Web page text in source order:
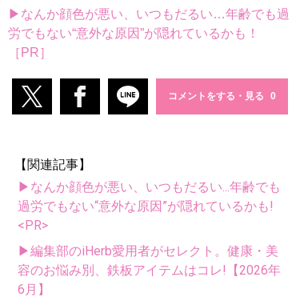
▶なんか顔色が悪い、いつもだるい…年齢でも過
労でもない“意外な原因”が隠れているかも！
［PR］
コメントをする・見る
【関連記事】
▶なんか顔色が悪い、いつもだるい...年齢でも
過労でもない“意外な原因”が隠れているかも!
<PR>
▶編集部のiHerb愛用者がセレクト。健康・美
容のお悩み別、鉄板アイテムはコレ!【2026年
6月】